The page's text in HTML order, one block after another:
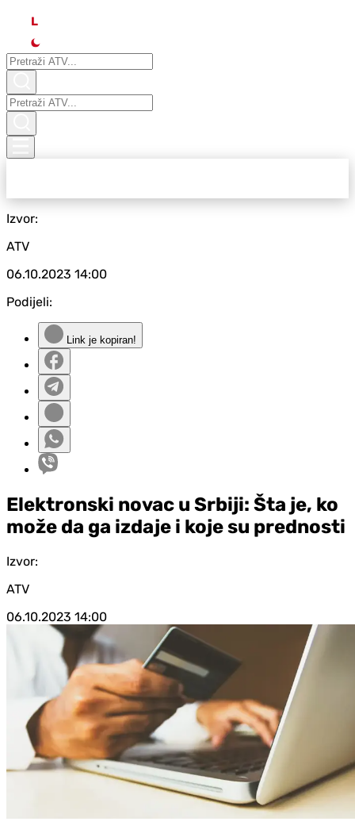
L
Izvor:
ATV
06.10.2023 14:00
Podijeli:
Link je kopiran!
Elektronski novac u Srbiji: Šta je, ko
može da ga izdaje i koje su prednosti
Izvor:
ATV
06.10.2023 14:00